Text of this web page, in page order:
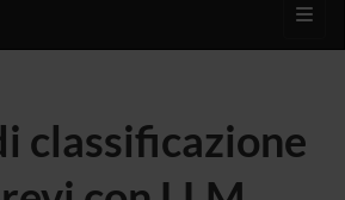
classificazione